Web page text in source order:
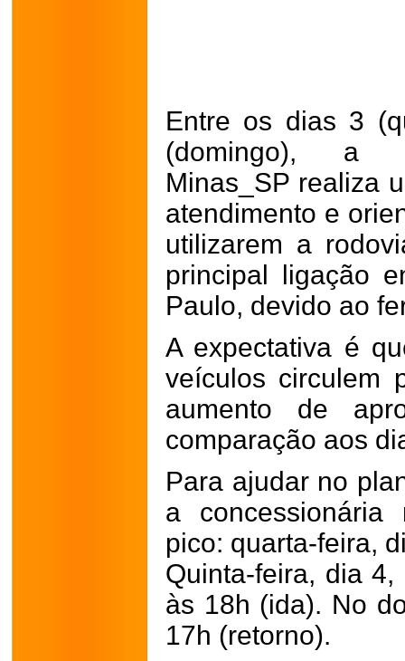
Entre os dias 3
(domingo), a
Minas_SP realiza
atendimento e
utilizarem a
principal ligação
Paulo, devido ao
A expectativa é
veículos circulem
aumento de
comparação aos
Para ajudar no
a
pico: quarta-feira,
Quinta-feira, dia
às 18h (ida). No
17h (retorno).